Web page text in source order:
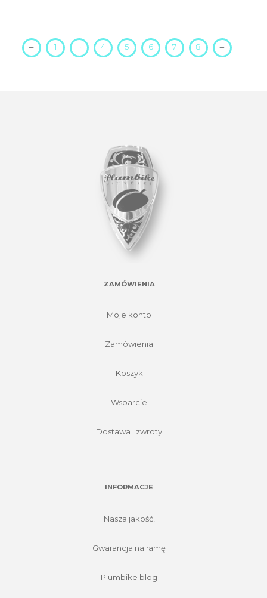
← 1 4 5 6 7 8 →
ZAMÓWIENIA
Moje konto
Zamówienia
Koszyk
Wsparcie
Dostawa i zwroty
INFORMACJE
Nasza jakość!
Gwarancja na ramę
Plumbike blog